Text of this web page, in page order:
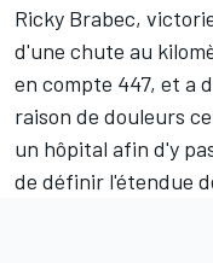
Ricky Brabec,
d'une chute au
en compte 447, et a
raison de douleurs
un hôpital afin d'y
de définir l'étendue